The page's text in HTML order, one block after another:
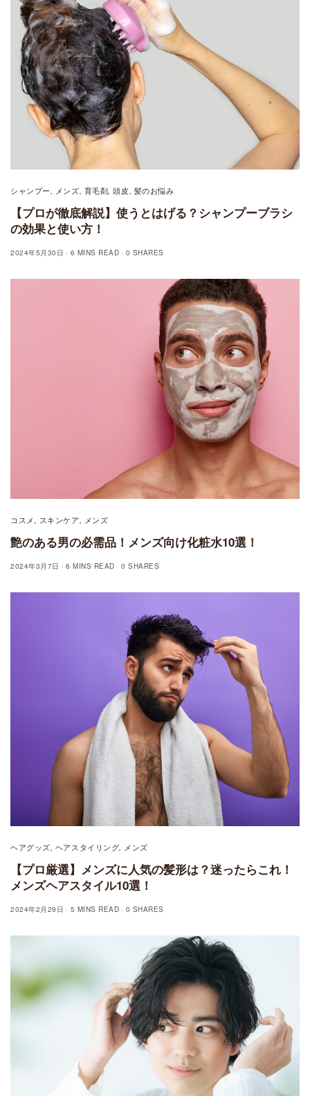
シャンプー, メンズ, 育毛剤,頭皮, 髪のお悩み
【プロが徹底解説】使うとはげる？シャンプーブラシ
の効果と使い方！
2024年5月30日 6 MINS READ 0 SHARES
コスメ スキンケア メンズ
艶のある男の必需品！メンズ向け化粧水10選！
2024年3月7日 6 MINS READ 0 SHARES
ヘアグッズ, ヘアスタイリング, メンズ
【プロ厳選】メンズに人気の髪形は？迷ったらこれ！
メンズヘアスタイル10選！
2024年2月29日 5 MINS READ 0 SHARES